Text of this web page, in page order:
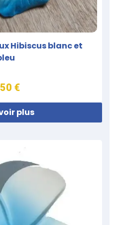
Hibiscus blanc et
€
plus